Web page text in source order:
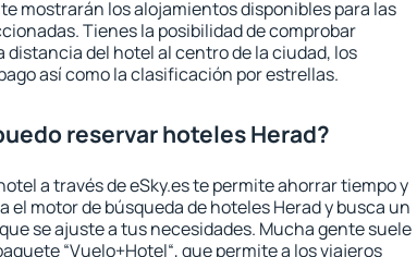
mostrarán los alojamientos disponibles para las
Tienes la posibilidad de comprobar
del hotel al centro de la ciudad, los
así como la clasificación por estrellas.
reservar hoteles Herad?
a través de eSky.es te permite ahorrar tiempo y
el motor de búsqueda de hoteles Herad y busca un
se ajuste a tus necesidades. Mucha gente suele
“Vuelo+Hotel“, que permite a los viajeros